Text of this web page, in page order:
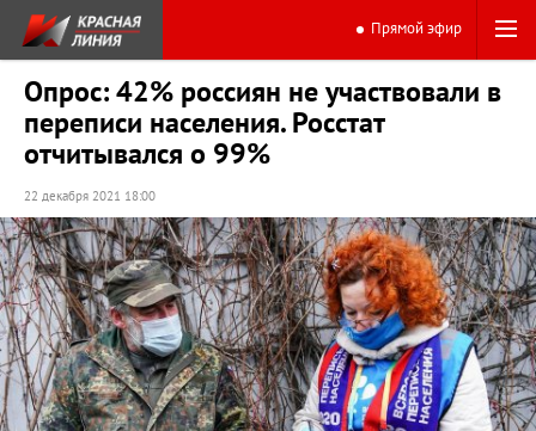
Прямой эфир
Опрос: 42% россиян не участвовали в
переписи населения. Росстат
отчитывался о 99%
22 декабря 2021 18:00